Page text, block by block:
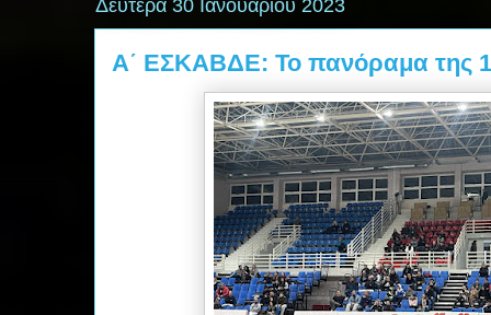
Δευτέρα 30 Ιανουαρίου 2023
Α΄ ΕΣΚΑΒΔΕ: Το πανόραμα της